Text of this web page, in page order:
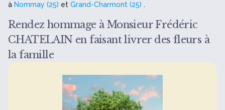
à Nommay (25) et Grand-Charmont (25) .
Rendez hommage à Monsieur Frédéric
CHATELAIN en faisant livrer des fleurs à
la famille